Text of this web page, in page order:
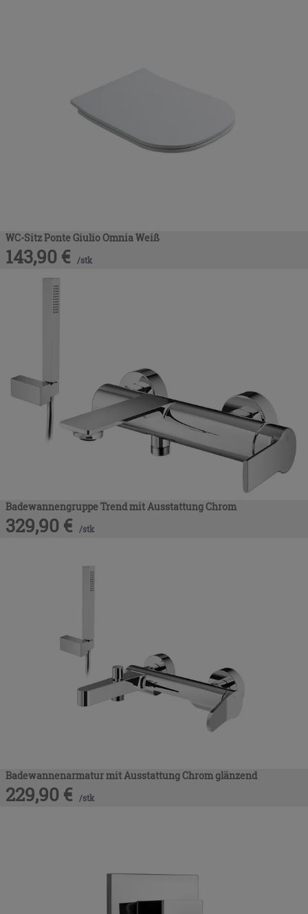
WC-Sitz Ponte Giulio Omnia Weiß
143,90 € /stk
Badewannengruppe Trend mit Ausstattung Chrom
329,90 € /stk
Badewannenarmatur mit Ausstattung Chrom glänzend
229,90 € /stk